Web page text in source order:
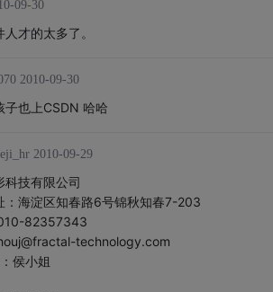
09-30
才的太多了。
2010-09-30
子也上CSDN 哈哈
2010-09-29
科技有限公司
：海淀区知春路6号锦秋知春7-203
82357343
technology.com
侯小姐